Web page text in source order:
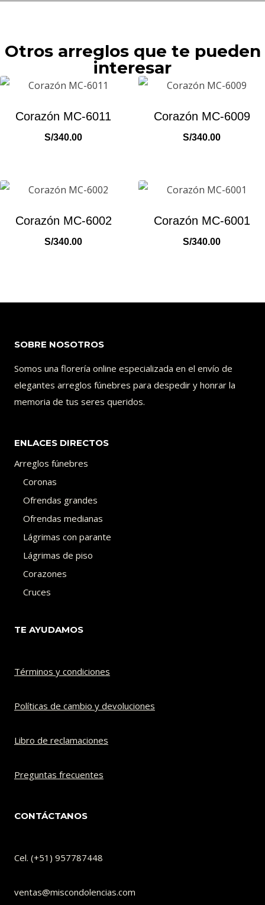
Otros arreglos que te pueden
interesar
Corazón MC-6011
S/340.00
Corazón MC-6009
S/340.00
Corazón MC-6002
S/340.00
Corazón MC-6001
S/340.00
SOBRE NOSOTROS
Somos una florería online especializada en el envío de
elegantes arreglos fúnebres para despedir y honrar la
memoria de tus seres queridos.
ENLACES DIRECTOS
Arreglos fúnebres
Coronas
Ofrendas grandes
Ofrendas medianas
Lágrimas con parante
Lágrimas de piso
Corazones
Cruces
TE AYUDAMOS
Términos y condiciones
Políticas de cambio y devoluciones​
Libro de reclamaciones
Preguntas frecuentes
CONTÁCTANOS
Cel. (+51) 957787448
ventas@miscondolencias.com